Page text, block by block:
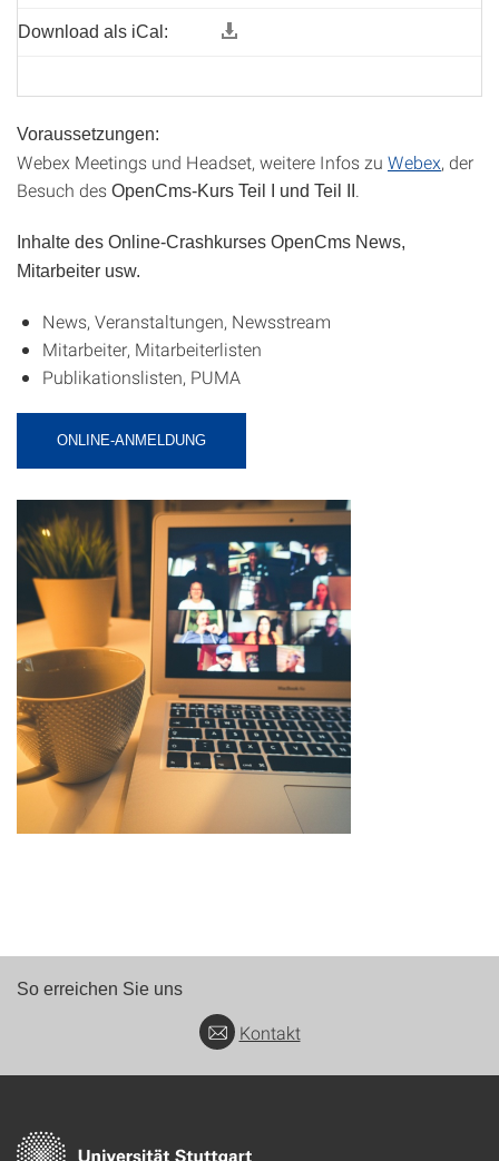
Download als iCal:
Voraussetzungen:
Webex Meetings und Headset, weitere Infos zu Webex, der
Besuch des OpenCms-Kurs Teil I und Teil II
Inhalte des Online-Crashkurses OpenCms News,
Mitarbeiter usw.
News, Veranstaltungen, Newsstream
Mitarbeiter, Mitarbeiterlisten
Publikationslisten, PUMA
ONLINE-ANMELDUNG
So erreichen Sie uns
Kontakt